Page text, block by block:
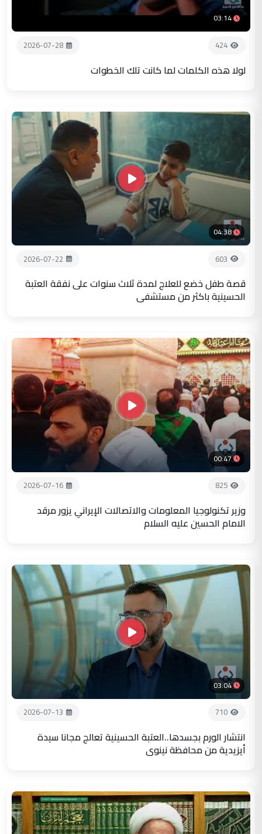
03:14
424
2026-07-28
لولا هذه الكلمات لما كانت تلك الخطوات
04:38
603
2026-07-22
قصة طفل خضع للعلاج لمدة ثلاث سنوات على نفقة العتبة
الحسينية باكثر من مستشفى
00:47
825
2026-07-16
وزير تكنولوجيا المعلومات والاتصالات الإيراني يزور مرقد
الامام الحسين عليه السلام
03:04
710
2026-07-13
انتشار الورم بجسدها..العتبة الحسينية تعالج مجانا سيدة
أيزيدية من محافظة نينوى